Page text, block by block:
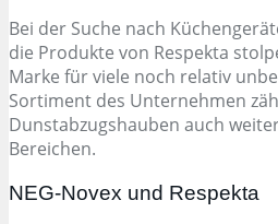
Bei der Suche nach
die Produkte von Respekta
Marke für viele noch relativ
Sortiment des Unternehmen
Dunstabzugshauben auch
Bereichen.
NEG-Novex und Respekta